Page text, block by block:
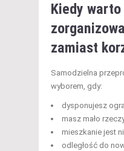
Kiedy
zamiast
Samodzielna
wyborem, gdy:
dysponujesz
masz mało
mieszkanie jest
odległość do